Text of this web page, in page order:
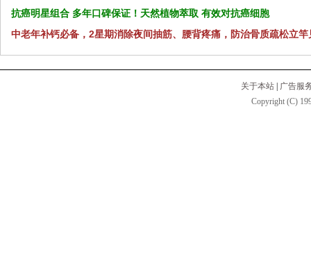
抗癌明星组合 多年口碑保证！天然植物萃取 有效对抗癌细胞
中老年补钙必备，2星期消除夜间抽筋、腰背疼痛，防治骨质疏松立竿
关于本站
广告服
Copyright (C)